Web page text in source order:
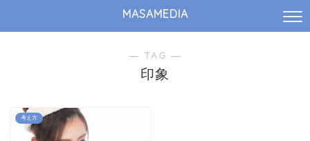
MASAMEDIA
― TAG ―
印象
考え方